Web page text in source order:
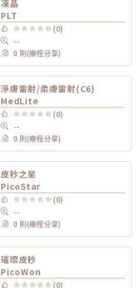
凍晶
PLT
(0)
--
0 則(療程分享)
淨膚雷射/柔膚雷射(C6)
MedLite
(0)
--
0 則(療程分享)
皮秒之星
PicoStar
(0)
--
0 則(療程分享)
璀璨皮秒
PicoWon
(0)